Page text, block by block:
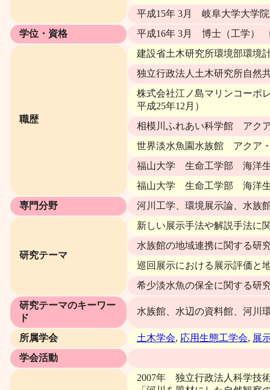
平成15年 3月 岐阜大学大学
学位・資格
平成16年 3月 博士（工学）
職歴
建設省土木研究所環境部環境
独立行政法人土木研究所自
株式会社江ノ島マリンコー
平成25年12月）
相模川ふれあい科学館 アク
世界淡水魚園水族館 アクア
福山大学 生命工学部 海洋
福山大学 生命工学部 海洋
専門分野
河川工学、環境展示論、水族
研究テーマ
新しい展示手法や解説手法に
水族館の地域連携に関する研
巡回展示における展示評価と
希少淡水魚の保全に関する研
研究テーマのキーワー
ド
水族館、水辺の資料館、河川
所属学会 土木学会, 応用生態工学会, 展
学会活動
2007年 独立行政法人科学技